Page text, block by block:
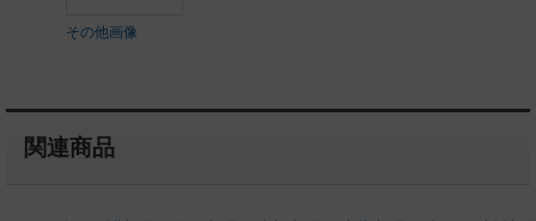
その他画像
関連商品